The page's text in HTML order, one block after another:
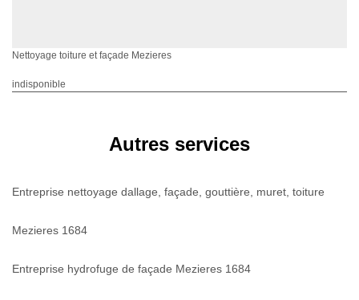
Nettoyage toiture et façade Mezieres
indisponible
Autres services
Entreprise nettoyage dallage, façade, gouttière, muret, toiture
Mezieres 1684
Entreprise hydrofuge de façade Mezieres 1684